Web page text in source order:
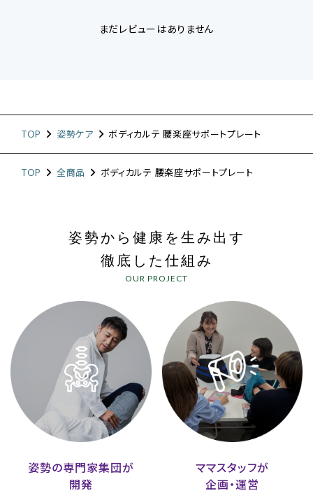
まだレビューはありません
TOP 姿勢ケア ボディカルテ 腰楽座サポートプレート
TOP 全商品 ボディカルテ 腰楽座サポートプレート
姿勢から健康を生み出す
徹底した仕組み
OUR PROJECT
姿勢の専門家集団が
開発
ママスタッフが
企画・運営